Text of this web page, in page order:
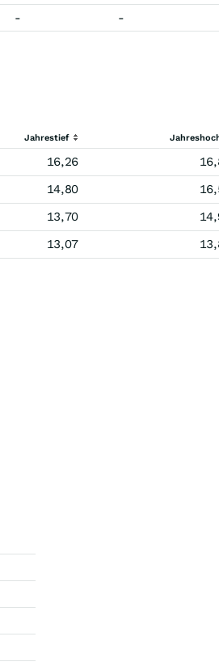
- -
Jahrestief
16,26
14,80
13,70
13,07